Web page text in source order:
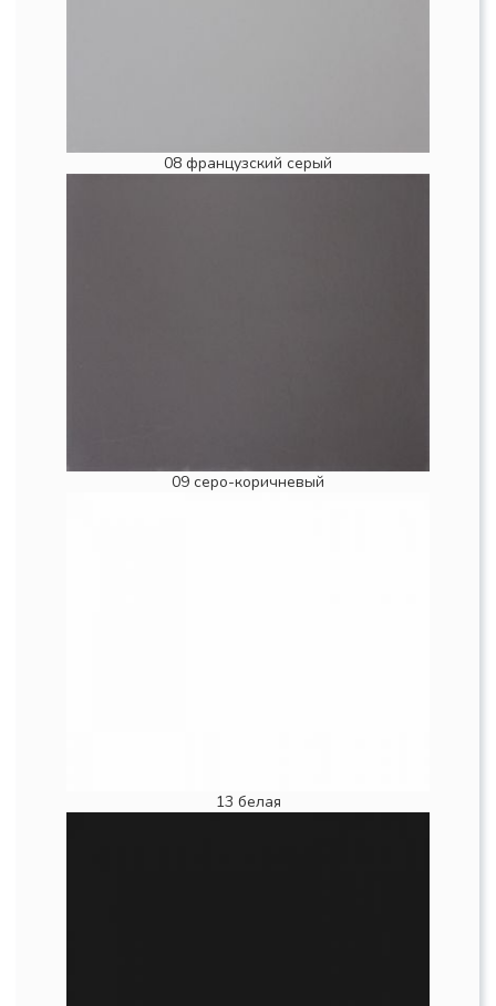
08 французский серый
09 серо-коричневый
13 белая